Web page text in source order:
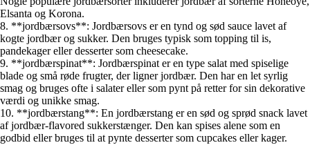
Elsanta og Korona.
8. **jordbærsovs**: Jordbærsovs er en tynd og sød sauce lavet af
kogte jordbær og sukker. Den bruges typisk som topping til is,
pandekager eller desserter som cheesecake.
9. **jordbærspinat**: Jordbærspinat er en type salat med spiselige
blade og små røde frugter, der ligner jordbær. Den har en let syrlig
smag og bruges ofte i salater eller som pynt på retter for sin dekorative
værdi og unikke smag.
10. **jordbærstang**: En jordbærstang er en sød og sprød snack lavet
af jordbær-flavored sukkerstænger. Den kan spises alene som en
godbid eller bruges til at pynte desserter som cupcakes eller kager.